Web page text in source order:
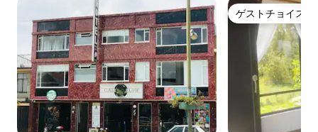
ゲストチョイス
ゲストチョイス